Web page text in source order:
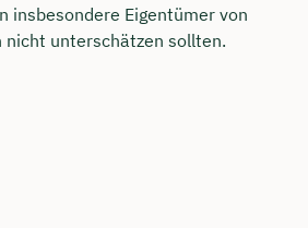
insbesondere Eigentümer von
nicht unterschätzen sollten.